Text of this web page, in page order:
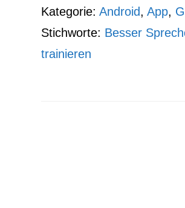
Kategorie: Android, App,
Stichworte: Besser
trainieren